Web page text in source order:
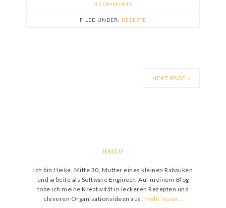
3 COMMENTS
FILED UNDER: REZEPTE
NEXT PAGE »
HALLO
Ich bin Heike, Mitte 30, Mutter eines kleinen Rabauken
und arbeite als Software Engineer. Auf meinem Blog
tobe ich meine Kreativität in leckeren Rezepten und
cleveren Organisationsideen aus. mehr lesen…